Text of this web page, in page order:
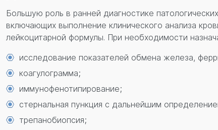
Большую роль в ранней диагностике
включающих выполнение клинического анализа
лейкоцитарной формулы. При необходимости
исследование показателей обмена железа,
коагулограмма;
иммунофенотипирование;
стернальная пункция с дальнейшим
трепанобиопсия;